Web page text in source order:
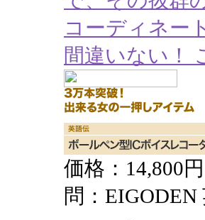
コーディネー
間違いない！
価格：14,800
問：EIGODEN